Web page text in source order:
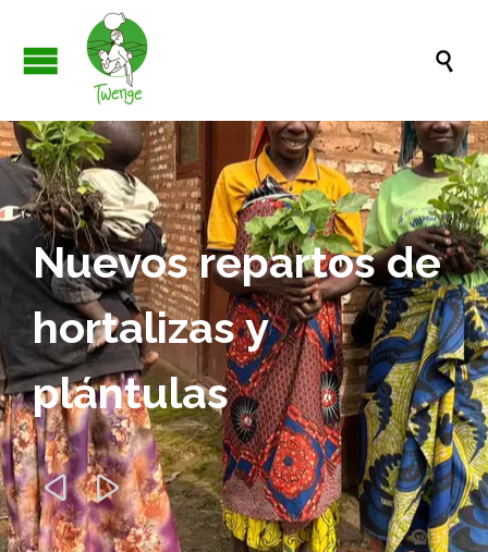

Nuevos repartos de
hortalizas y
plántulas
 